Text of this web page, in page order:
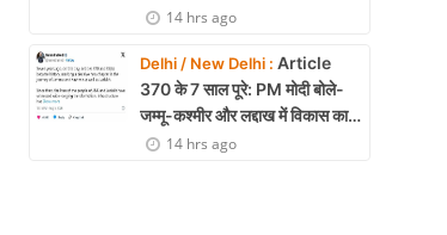
से तीन कंपनियों को मिलेगा निवेश
14 hrs ago
Delhi / New Delhi : Article
370 के 7 साल पूरे: PM मोदी बोले-
जम्मू-कश्मीर और लद्दाख में विकास का
नया युग शुरू
14 hrs ago